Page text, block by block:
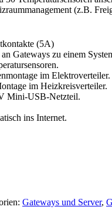
(z.B.
(5A)
Gateways zu einem
im Elektroverteiler.
im Heizkreisverteiler.
Mini-USB-Netzteil.
ins Internet.
Gateways und Server,